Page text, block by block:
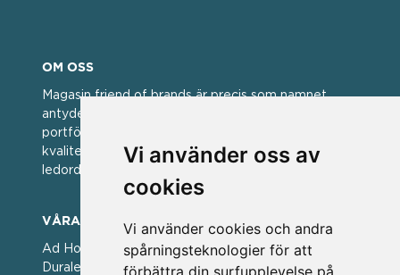
Vi använder oss av
cookies
Vi använder cookies och andra
spårningsteknologier för att
förbättra din surfupplevelse på
OM OSS
Magasin friend of brands är precis som namnet
antyder; en vän av varumärken. Vi har idag en stor
portfölj med välkända varumärken med hög
kvalitet. För oss har kvalitet alltid varit ett av
ledorden och som styrt vår verksamhet.
VÅRA VARUMÄRKEN
Ad Hoc ▪ Bialetti ▪ Cole & Mason ▪ Caps Me ▪
Duralex ▪ Forged ▪ G3 Ferrari ▪ Ken Hom ▪ Kilner ▪